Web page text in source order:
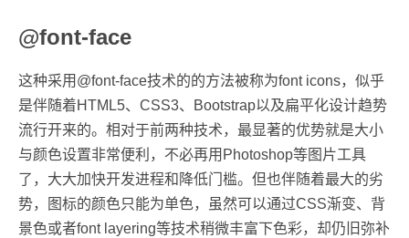
@font-face
这种采用@font-face技术的的方法被称为font icons，似乎
是伴随着HTML5、CSS3、Bootstrap以及扁平化设计趋势
流行开来的。相对于前两种技术，最显著的优势就是大小
与颜色设置非常便利，不必再用Photoshop等图片工具
了，大大加快开发进程和降低门槛。但也伴随着最大的劣
势，图标的颜色只能为单色，虽然可以通过CSS渐变、背
景色或者font layering等技术稍微丰富下色彩，却仍旧弥补